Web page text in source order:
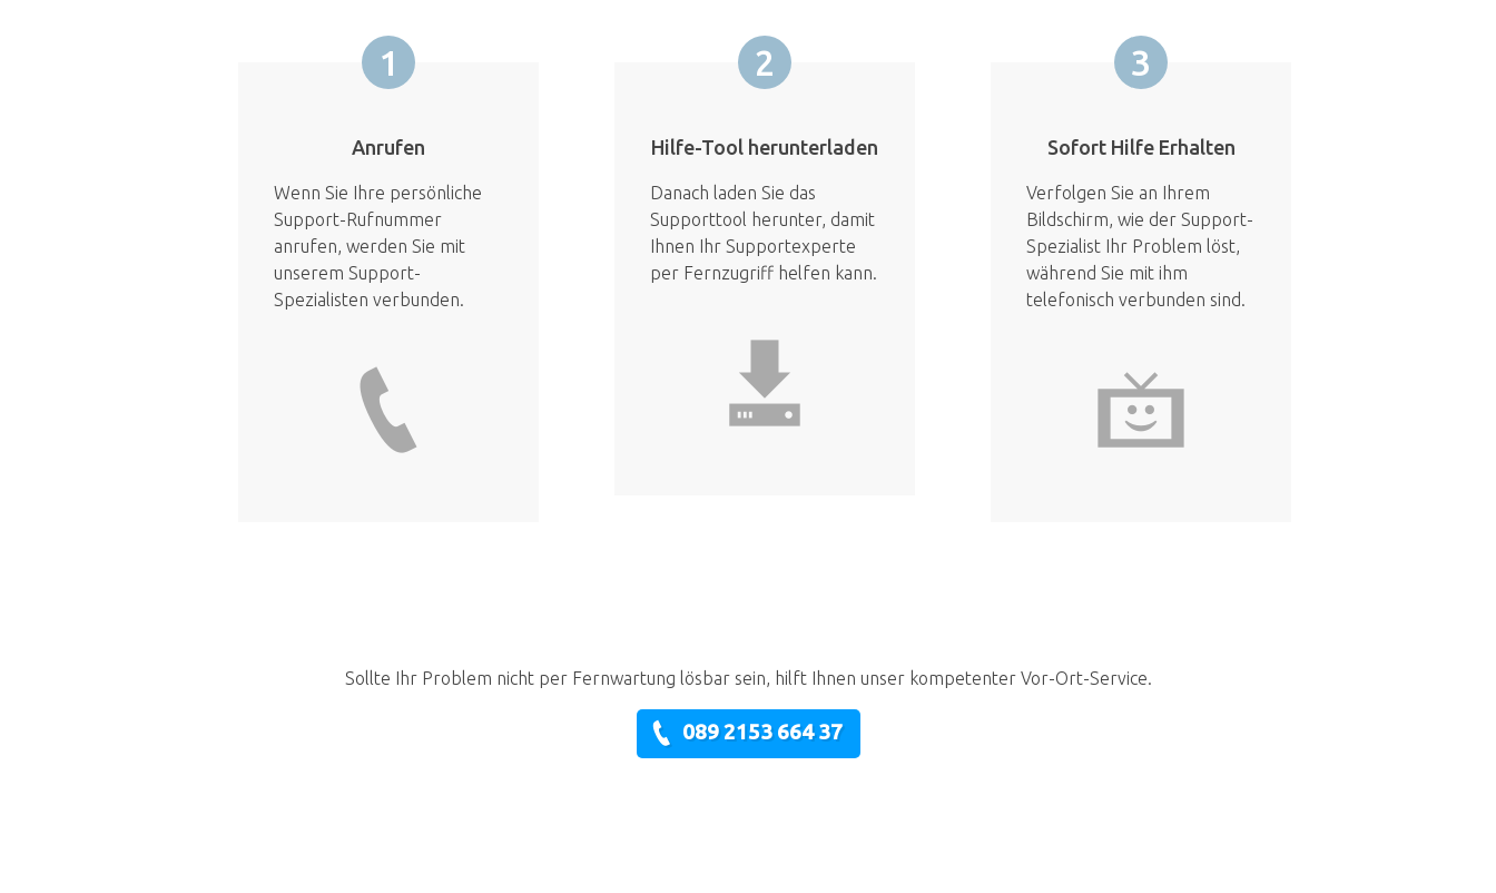
1
Anrufen
Wenn Sie Ihre persönliche
Support-Rufnummer
anrufen, werden Sie mit
unserem Support-
Spezialisten verbunden.
2
Hilfe-Tool herunterladen
Danach laden Sie das
Supporttool herunter, damit
Ihnen Ihr Supportexperte
per Fernzugriff helfen kann.
3
Sofort Hilfe Erhalten
Verfolgen Sie an Ihrem
Bildschirm, wie der Support-
Spezialist Ihr Problem löst,
während Sie mit ihm
telefonisch verbunden sind.
Sollte Ihr Problem nicht per Fernwartung lösbar sein, hilft Ihnen unser kompetenter Vor-Ort-Service.
089 2153 664 37